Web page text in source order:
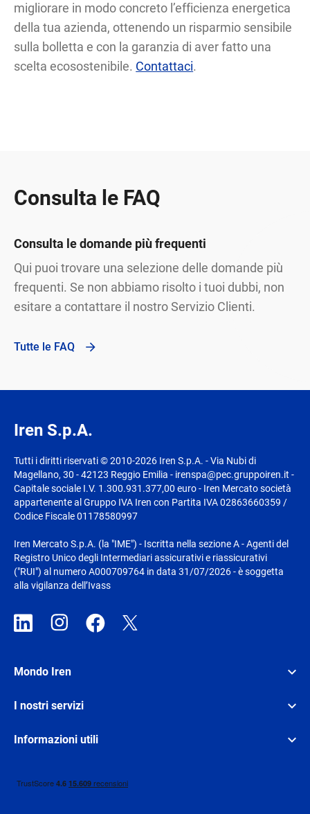
migliorare in modo concreto l’efficienza energetica
della tua azienda, ottenendo un risparmio sensibile
sulla bolletta e con la garanzia di aver fatto una
scelta ecosostenibile. Contattaci.
Consulta le FAQ
Consulta le domande più frequenti
Qui puoi trovare una selezione delle domande più
frequenti. Se non abbiamo risolto i tuoi dubbi, non
esitare a contattare il nostro Servizio Clienti.
Tutte le FAQ
Iren S.p.A.
Tutti i diritti riservati © 2010-2026 Iren S.p.A. - Via Nubi di
Magellano, 30 - 42123 Reggio Emilia - irenspa@pec.gruppoiren.it -
Capitale sociale I.V. 1.300.931.377,00 euro - Iren Mercato società
appartenente al Gruppo IVA Iren con Partita IVA 02863660359 /
Codice Fiscale 01178580997
Iren Mercato S.p.A. (la "IME") - Iscritta nella sezione A - Agenti del
Registro Unico degli Intermediari assicurativi e riassicurativi
("RUI") al numero A000709764 in data 31/07/2026 - è soggetta
alla vigilanza dell’Ivass
Mondo Iren
I nostri servizi
Informazioni utili